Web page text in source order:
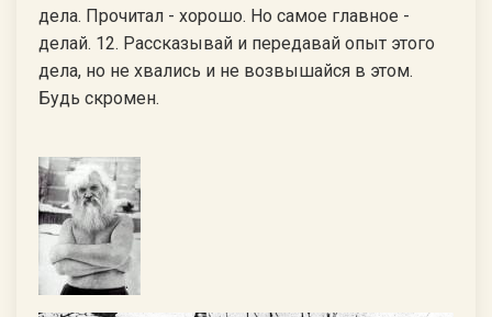
дела. Прочитал - хорошо. Но самое главное -
делай. 12. Рассказывай и передавай опыт этого
дела, но не хвались и не возвышайся в этом.
Будь скромен.